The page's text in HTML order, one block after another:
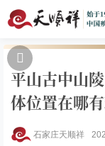
平山古中山
体位置在哪有
石家庄天顺祥